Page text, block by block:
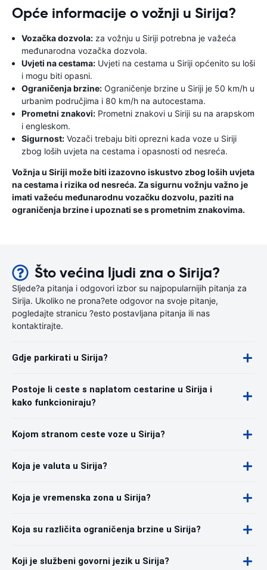
Opće informacije o vožnji u Sirija?
Vozačka dozvola: za vožnju u Siriji potrebna je važeća
međunarodna vozačka dozvola.
Uvjeti na cestama: Uvjeti na cestama u Siriji općenito su loši
i mogu biti opasni.
Ograničenja brzine: Ograničenje brzine u Siriji je 50 km/h u
urbanim područjima i 80 km/h na autocestama.
Prometni znakovi: Prometni znakovi u Siriji su na arapskom
i engleskom.
Sigurnost: Vozači trebaju biti oprezni kada voze u Siriji
zbog loših uvjeta na cestama i opasnosti od nesreća.
Vožnja u Siriji može biti izazovno iskustvo zbog loših uvjeta
na cestama i rizika od nesreća. Za sigurnu vožnju važno je
imati važeću međunarodnu vozačku dozvolu, paziti na
ograničenja brzine i upoznati se s prometnim znakovima.
Što većina ljudi zna o Sirija?
Sljede?a pitanja i odgovori izbor su najpopularnijih pitanja za
Sirija. Ukoliko ne prona?ete odgovor na svoje pitanje,
pogledajte stranicu ?esto postavljana pitanja ili nas
kontaktirajte.
Gdje parkirati u Sirija?
Postoje li ceste s naplatom cestarine u Sirija i
kako funkcioniraju?
Kojom stranom ceste voze u Sirija?
Koja je valuta u Sirija?
Koja je vremenska zona u Sirija?
Koja su različita ograničenja brzine u Sirija?
Koji je službeni govorni jezik u Sirija?